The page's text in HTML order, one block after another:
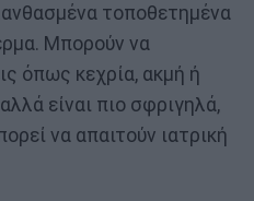
τοποθετημένα
Μπορούν να
όπως κεχρία, ακμή ή
είναι πιο σφριγηλά,
να απαιτούν ιατρική